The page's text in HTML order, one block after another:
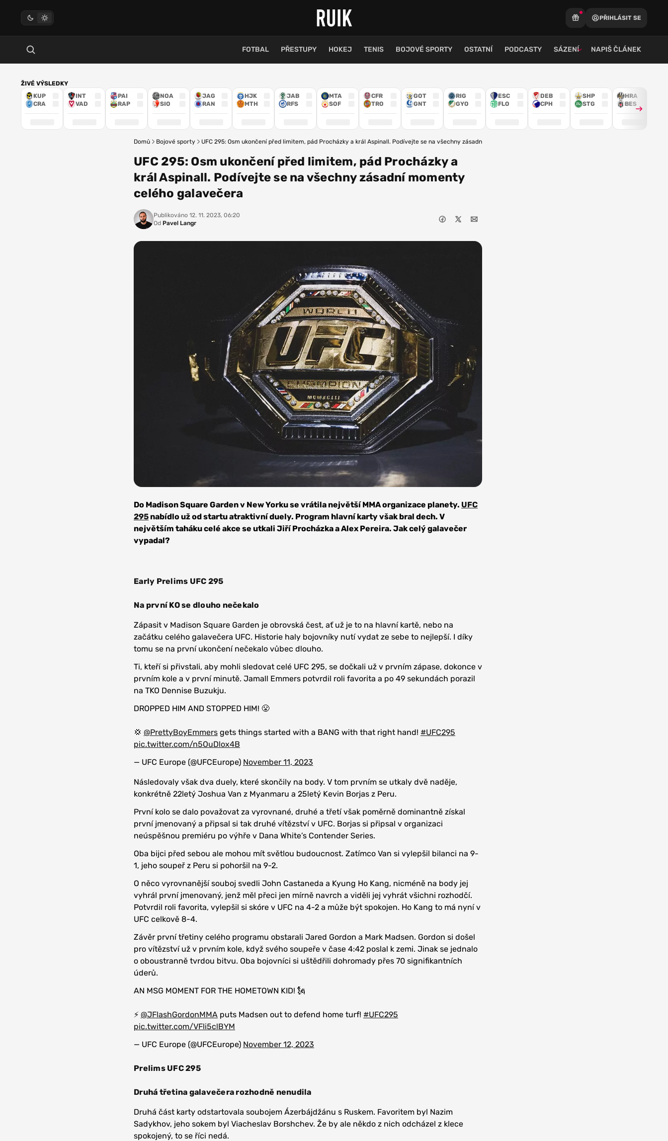
PŘIHLÁSIT SE
FOTBAL PŘESTUPY HOKEJ TENIS BOJOVÉ SPORTY OSTATNÍ PODCASTY SÁZENÍ NAPIŠ ČLÁNEK
ŽIVÉ VÝSLEDKY
KUP
CRA
INT
VAD
PAI
RAP
NOA
SIO
JAG
RAN
HJK
MTH
JAB
RFS
MTA
SOF
CFR
TRO
GOT
GNT
RIG
GYO
ESC
FLO
DEB
CPH
SHP
STG
HRA
BES
Domů Bojové sporty UFC 295: Osm ukončení před limitem, pád Procházky a král Aspinall. Podívejte se na všechny zásadní momenty celého galavečera
UFC 295: Osm ukončení před limitem, pád Procházky a
král Aspinall. Podívejte se na všechny zásadní momenty
celého galavečera
Publikováno 12. 11. 2023, 06:20
Od Pavel Langr
Monster
Energy
Do Madison Square Garden v New Yorku se vrátila největší MMA organizace planety. UFC
295 nabídlo už od startu atraktivní duely. Program hlavní karty však bral dech. V
největším taháku celé akce se utkali Jiří Procházka a Alex Pereira. Jak celý galavečer
vypadal?
Early Prelims UFC 295
Na první KO se dlouho nečekalo
Zápasit v Madison Square Garden je obrovská čest, ať už je to na hlavní kartě, nebo na
začátku celého galavečera UFC. Historie haly bojovníky nutí vydat ze sebe to nejlepší. I díky
tomu se na první ukončení nečekalo vůbec dlouho.
Ti, kteří si přivstali, aby mohli sledovat celé UFC 295, se dočkali už v prvním zápase, dokonce v
prvním kole a v první minutě. Jamall Emmers potvrdil roli favorita a po 49 sekundách porazil
na TKO Dennise Buzukju.
DROPPED HIM AND STOPPED HIM! 😤
💢 @PrettyBoyEmmers gets things started with a BANG with that right hand! #UFC295
pic.twitter.com/n5OuDlox4B
— UFC Europe (@UFCEurope) November 11, 2023
Následovaly však dva duely, které skončily na body. V tom prvním se utkaly dvě naděje,
konkrétně 22letý Joshua Van z Myanmaru a 25letý Kevin Borjas z Peru.
První kolo se dalo považovat za vyrovnané, druhé a třetí však poměrně dominantně získal
první jmenovaný a připsal si tak druhé vítězství v UFC. Borjas si připsal v organizaci
neúspěšnou premiéru po výhře v Dana White’s Contender Series.
Oba bijci před sebou ale mohou mít světlou budoucnost. Zatímco Van si vylepšil bilanci na 9-
1, jeho soupeř z Peru si pohoršil na 9-2.
O něco vyrovnanější souboj svedli John Castaneda a Kyung Ho Kang, nicméně na body jej
vyhrál první jmenovaný, jenž měl přeci jen mírně navrch a viděli jej vyhrát všichni rozhodčí.
Potvrdil roli favorita, vylepšil si skóre v UFC na 4-2 a může být spokojen. Ho Kang to má nyní v
UFC celkově 8-4.
Závěr první třetiny celého programu obstarali Jared Gordon a Mark Madsen. Gordon si došel
pro vítězství už v prvním kole, když svého soupeře v čase 4:42 poslal k zemi. Jinak se jednalo
o oboustranně tvrdou bitvu. Oba bojovníci si uštědřili dohromady přes 70 signifikantních
úderů.
AN MSG MOMENT FOR THE HOMETOWN KID! 🗽
⚡️ @JFlashGordonMMA puts Madsen out to defend home turf! #UFC295
pic.twitter.com/VFli5clBYM
— UFC Europe (@UFCEurope) November 12, 2023
Prelims UFC 295
Druhá třetina galavečera rozhodně nenudila
Druhá část karty odstartovala soubojem Ázerbájdžánu s Ruskem. Favoritem byl Nazim
Sadykhov, jeho sokem byl Viacheslav Borshchev. Že by ale někdo z nich odcházel z klece
spokojený, to se říci nedá.